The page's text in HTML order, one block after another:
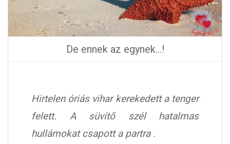
De ennek az egynek…!
Hirtelen óriás vihar kerekedett a tenger
felett. A süvítő szél hatalmas
hullámokat csapott a partra .